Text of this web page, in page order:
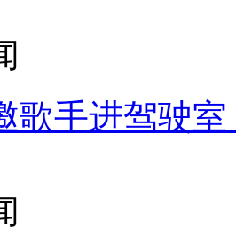
歌手进驾驶